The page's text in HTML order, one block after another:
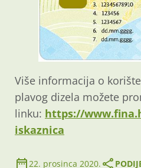
Više informacija o
plavog dizela možete
linku: https://
iskaznica
22. prosinca 2020.